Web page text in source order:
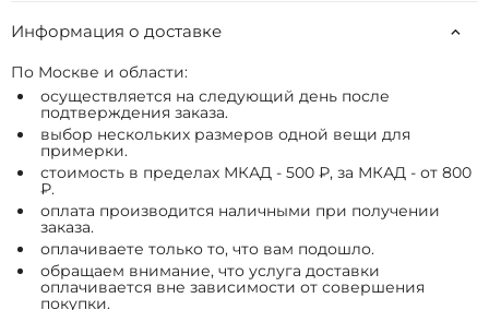
Информация о доставке
По Москве и области:
осуществляется на следующий день после
подтверждения заказа.
выбор нескольких размеров одной вещи для
примерки.
стоимость в пределах МКАД - 500 ₽, за МКАД - от 800
₽.
оплата производится наличными при получении
заказа.
оплачиваете только то, что вам подошло.
обращаем внимание, что услуга доставки
оплачивается вне зависимости от совершения
покупки.